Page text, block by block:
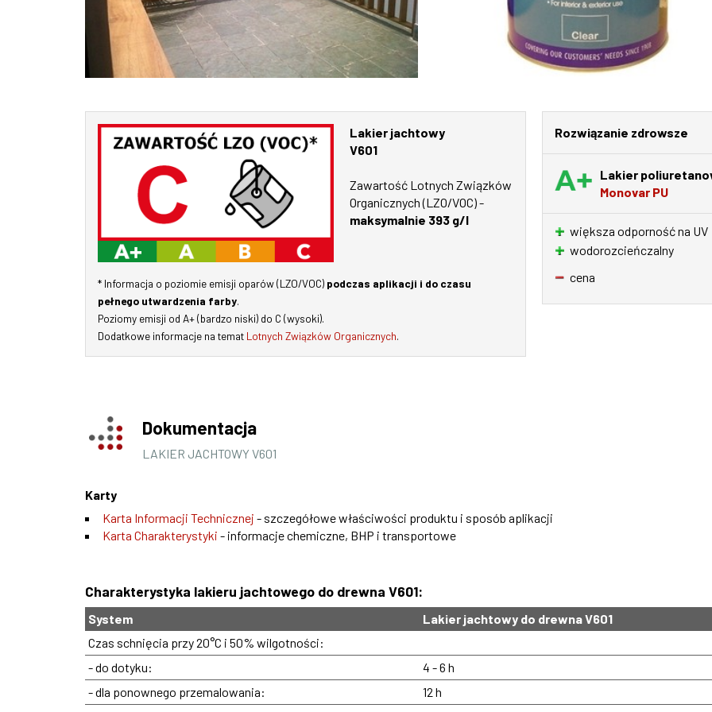
Lakier jachtowy
V601
Zawartość Lotnych Związków
Organicznych (LZO/VOC) -
maksymalnie 393 g/l
* Informacja o poziomie emisji oparów (LZO/VOC) podczas aplikacji i do czasu
pełnego utwardzenia farby.
Poziomy emisji od A+ (bardzo niski) do C (wysoki).
Dodatkowe informacje na temat Lotnych Związków Organicznych.
Rozwiązanie zdrowsze
Lakier
Monovar PU
większa odporność na UV
wodorozcieńczalny
cena
Dokumentacja
LAKIER JACHTOWY V601
Karty
Karta Informacji Technicznej - szczegółowe właściwości produktu i sposób aplikacji
Karta Charakterystyki - informacje chemiczne, BHP i transportowe
Charakterystyka lakieru jachtowego do drewna V601:
System
Lakier jachtowy do drewna V601
Czas schnięcia przy 20°C i 50% wilgotności:
- do dotyku:
4 - 6 h
- dla ponownego przemalowania:
12 h